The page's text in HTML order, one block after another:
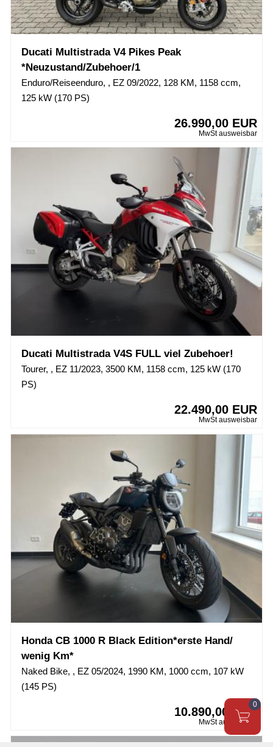
Ducati Multistrada V4 Pikes Peak
*Neuzustand/Zubehoer/1
Enduro/Reiseenduro, , EZ 09/2022, 128 KM, 1158 ccm,
125 kW (170 PS)
26.990,00 EUR
MwSt ausweisbar
Ducati Multistrada V4S FULL viel Zubehoer!
Tourer, , EZ 11/2023, 3500 KM, 1158 ccm, 125 kW (170
PS)
22.490,00 EUR
MwSt ausweisbar
Honda CB 1000 R Black Edition*erste Hand/
wenig Km*
Naked Bike, , EZ 05/2024, 1990 KM, 1000 ccm, 107 kW
(145 PS)
10.890,00 EUR
MwSt ausweisbar